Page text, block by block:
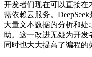
开发者们现在可以直接在
需依赖云服务。
大量文本数据的分析和
助。这一改进无疑为开发
同时也大大提高了编程的